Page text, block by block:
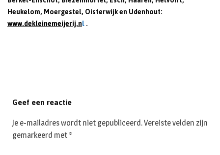
Heukelom, Moergestel, Oisterwijk en Udenhout:
www.dekleinemeijerij.nl.
Geef een reactie
Je e-mailadres wordt niet gepubliceerd.Vereiste velden zijn
gemarkeerd met *